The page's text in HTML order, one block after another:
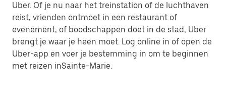
Uber. Of je nu naar het treinstation of de luchthaven
reist, vrienden ontmoet in een restaurant of
evenement, of boodschappen doet in de stad, Uber
brengt je waar je heen moet. Log online in of open de
Uber-app en voer je bestemming in om te beginnen
met reizen inSainte-Marie.